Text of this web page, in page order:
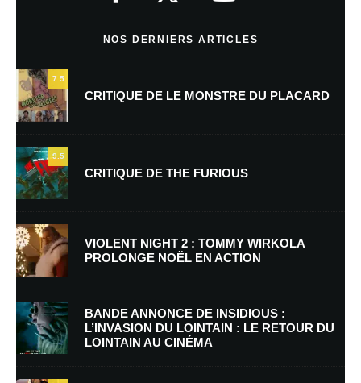
Nom*
E-mail *
Enregistrer mon nom, mon e-mail et mon site dans le navigateur pour
mon prochain commentaire.
NOS DERNIERS ARTICLES
7.5
CRITIQUE DE LE MONSTRE DU PLACARD
9.5
CRITIQUE DE THE FURIOUS
VIOLENT NIGHT 2 : TOMMY WIRKOLA
PROLONGE NOËL EN ACTION
BANDE ANNONCE DE INSIDIOUS :
L’INVASION DU LOINTAIN : LE RETOUR DU
LOINTAIN AU CINÉMA